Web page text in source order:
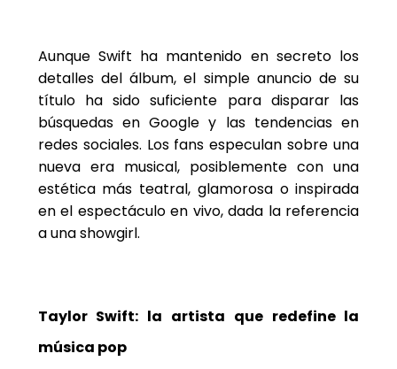
Aunque Swift ha mantenido en secreto los
detalles del álbum, el simple anuncio de su
título ha sido suficiente para disparar las
búsquedas en Google y las tendencias en
redes sociales. Los fans especulan sobre una
nueva era musical, posiblemente con una
estética más teatral, glamorosa o inspirada
en el espectáculo en vivo, dada la referencia
a una showgirl.
Taylor Swift: la artista que redefine la
música pop